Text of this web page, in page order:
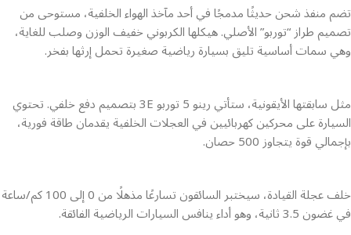
تضم منفذ شحن حديثًا مدمجًا في أحد مآخذ الهواء الخلفية، مستوحى من
تصميم طراز “توربو” الأصلي. هيكلها الكربوني خفيف الوزن وصلب للغاية،
وهي سمات أساسية تليق بسيارة رياضية صغيرة تحمل إرثها بفخر.
مثل سابقتها الأيقونية، ستأتي رينو 5 توربو 3E بتصميم دفع خلفي. تحتوي
السيارة على محركين كهربائيين في العجلات الخلفية يقدمان طاقة فورية،
بإجمالي قوة يتجاوز 500 حصان.
خلف عجلة القيادة، سيختبر السائقون تسارعًا مذهلًا من 0 إلى 100 كم/ساعة
في غضون 3.5 ثانية، وهو أداء ينافس السيارات الرياضية الفائقة.